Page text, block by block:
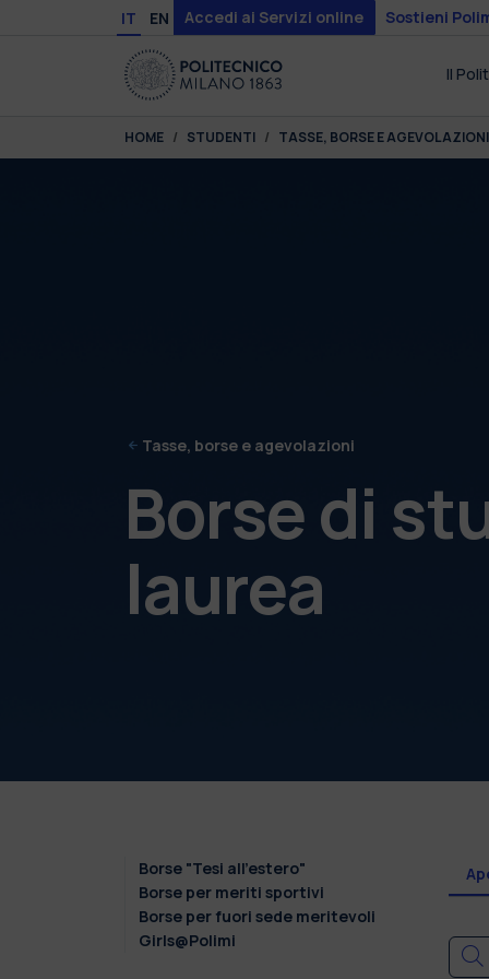
Skip to main content
Skip to page footer
IT EN Accedi ai Servizi online Sostieni
Il
You are here:
HOME STUDENTI TASSE, BORSE E AGEVOLAZIONI
Tasse, borse e agevolazioni
Borse di
laurea
Borse "Tesi all'estero"
Borse per meriti sportivi
Borse per fuori sede meritevoli
Girls@Polimi